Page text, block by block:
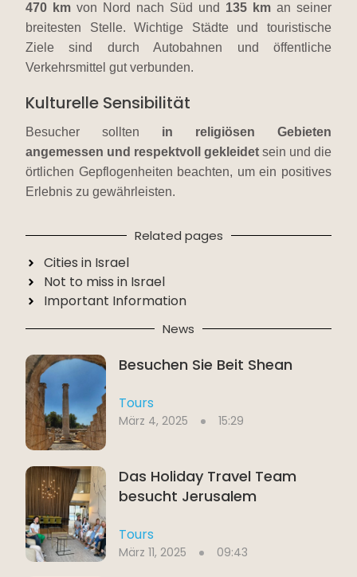
470 km von Nord nach Süd und 135 km an seiner
breitesten Stelle. Wichtige Städte und touristische
Ziele sind durch Autobahnen und öffentliche
Verkehrsmittel gut verbunden.
Kulturelle Sensibilität
Besucher sollten in religiösen Gebieten
angemessen und respektvoll gekleidet sein und die
örtlichen Gepflogenheiten beachten, um ein positives
Erlebnis zu gewährleisten.
Related pages
Cities in Israel
Not to miss in Israel
Important Information
News
Besuchen Sie Beit Shean
Tours
März 4, 2025 15:29
Das Holiday Travel Team
besucht Jerusalem
Tours
März 11, 2025 09:43